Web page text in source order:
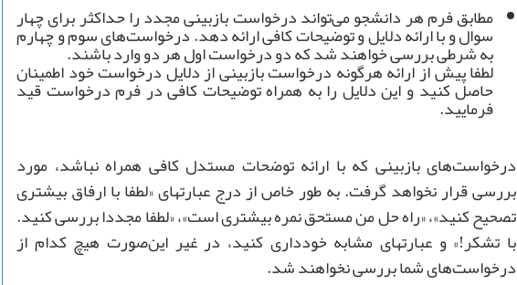
مطابق فرم هر دانشجو می‌تواند درخواست بازبینی مجدد را حداکثر برای چهار
سوال و با ارائه دلایل و توضیحات کافی ارائه دهد. درخواست‌های سوم و چهارم
به شرطی بررسی خواهند شد که دو درخواست اول هر دو وارد باشند.
لطفا پیش از ارائه هرگونه درخواست بازبینی از دلایل درخواست خود اطمینان
حاصل کنید و این دلایل را به همراه توضیحات کافی در فرم درخواست قید
فرمایید.
درخواست‌های بازبینی که با ارائه توضحات مستدل کافی همراه نباشد، مورد
بررسی قرار نخواهد گرفت. به طور خاص از درج عبارتهاى «لطفا با ارفاق بيشترى
تصحيح كنيد»، «راه حل من مستحق نمره بيشترى است»، «لطفا مجددا بررسى كنيد.
با تشكر!» و عبارتهاى مشابه خوددارى كنيد، در غیر این‌صورت هیچ‌ کدام از
درخواست‌های شما بررسی نخواهند شد.